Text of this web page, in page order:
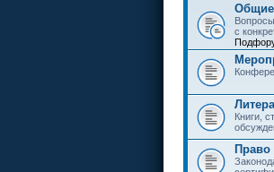
с
Книги,
Право